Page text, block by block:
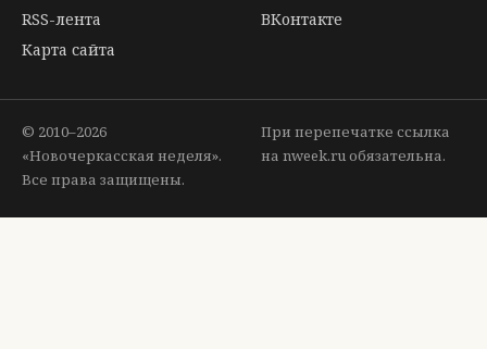
RSS-лента
Карта сайта
ВКонтакте
© 2010–2026
«Новочеркасская неделя».
Все права защищены.
При перепечатке ссылка
на nweek.ru обязательна.